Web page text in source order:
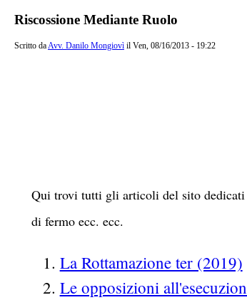
Contenuto principale della
Riscossione Mediante Ruolo
Scritto daAvv. Danilo Mongiovì il Ven, 08/16/2013 - 19:22
Qui trovi tutti gli articoli del sito dedicati
di fermo ecc. ecc.
La Rottamazione ter (2019)
Le opposizioni